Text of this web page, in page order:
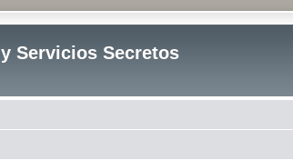
Servicios Secretos